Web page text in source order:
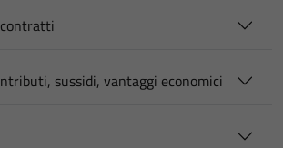
sussidi, vantaggi economici